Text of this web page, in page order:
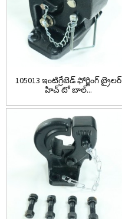
105013 ఇంటిగ్రేటెడ్ ఫోర్జింగ్ ట్రైలర్
హిచ్ టో బాల్...